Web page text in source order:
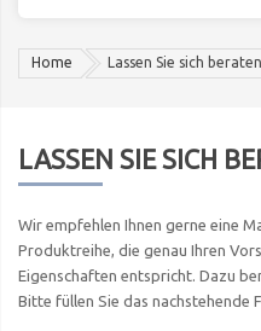
Home Lassen Sie sich beraten
LASSEN SIE SICH
Wir empfehlen Ihnen gerne eine
Produktreihe, die genau Ihren
Eigenschaften entspricht. Dazu
Bitte füllen Sie das nachstehende